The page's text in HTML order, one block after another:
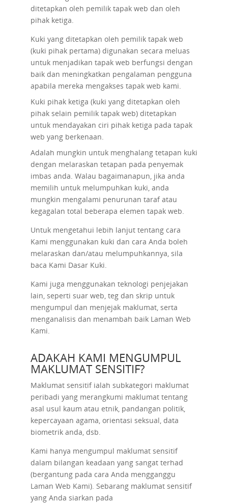
ditetapkan oleh pemilik tapak web dan oleh
pihak ketiga.
Kuki yang ditetapkan oleh pemilik tapak web
(kuki pihak pertama) digunakan secara meluas
untuk menjadikan tapak web berfungsi dengan
baik dan meningkatkan pengalaman pengguna
apabila mereka mengakses tapak web kami.
Kuki pihak ketiga (kuki yang ditetapkan oleh
pihak selain pemilik tapak web) ditetapkan
untuk mendayakan ciri pihak ketiga pada tapak
web yang berkenaan.
Adalah mungkin untuk menghalang tetapan kuki
dengan melaraskan tetapan pada penyemak
imbas anda. Walau bagaimanapun, jika anda
memilih untuk melumpuhkan kuki, anda
mungkin mengalami penurunan taraf atau
kegagalan total beberapa elemen tapak web.
Untuk mengetahui lebih lanjut tentang cara
Kami menggunakan kuki dan cara Anda boleh
melaraskan dan/atau melumpuhkannya, sila
baca Kami Dasar Kuki.
Kami juga menggunakan teknologi penjejakan
lain, seperti suar web, teg dan skrip untuk
mengumpul dan menjejak maklumat, serta
menganalisis dan menambah baik Laman Web
Kami.
ADAKAH KAMI MENGUMPUL
MAKLUMAT SENSITIF?
Maklumat sensitif ialah subkategori maklumat
peribadi yang merangkumi maklumat tentang
asal usul kaum atau etnik, pandangan politik,
kepercayaan agama, orientasi seksual, data
biometrik anda, dsb.
Kami hanya mengumpul maklumat sensitif
dalam bilangan keadaan yang sangat terhad
(bergantung pada cara Anda mengganggu
Laman Web Kami). Sebarang maklumat sensitif
yang Anda siarkan pada